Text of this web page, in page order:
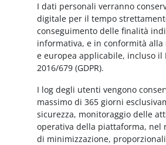
I dati personali verranno
digitale per il tempo
conseguimento delle finalità
informativa, e in conformità
e europea applicabile, incluso il
2016/679 (GDPR).
I log degli utenti vengono
massimo di 365 giorni
sicurezza, monitoraggio delle
operativa della piattaforma, nel
di minimizzazione,